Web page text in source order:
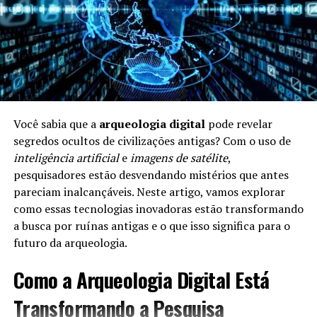
Alimentação e Longevidade
Aalimentaçãoé um dos pilares da longevidade. Uma
dieta equilibrada e rica em nutrientes pode aumentar a
expectativa de vida. Aqui estão alguns pontos
Frutas e Verduras:Ricas em vitaminas e
antioxidantes, ajudam a combater doenças.
Riqueza em Omega-3:Alimentos como peixe e
nozes são benéficos para o coração.
Moderação:Comer porções controladas é crucial
para evitar doenças ligadas à obesidade.
A Importância da Atividade Física
Manter-se fisicamente ativo é essencial para a
Você sabia que a arqueologia digitalpode revelar
segredos ocultos de civilizações antigas? Com o uso de
inteligência artificialeimagens de satélite,
pesquisadores estão desvendando mistérios que antes
pareciam inalcançáveis. Neste artigo, vamos explorar
como essas tecnologias inovadoras estão transformando
a busca por ruínas antigas e o que isso significa para o
futuro da arqueologia.
Como a Arqueologia Digital Está
Transformando a Pesquisa